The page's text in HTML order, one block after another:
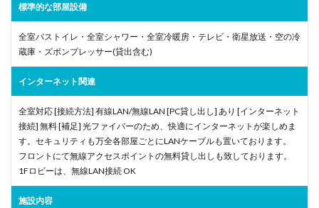
標準的な部屋設備
全室バストイレ・全室シャワー・全室冷暖房・テレビ・衛星放送・空の冷
蔵庫・ズボンプレッサー(貸出含む)
インターネット関連
全室対応 [接続方法] 有線LAN/無線LAN [PC貸し出し] あり [インターネット
接続] 無料 [補足] 光ファイバーのため、快適にインターネットが楽しめま
す。セキュリティも万全各部屋ごとにLANケーブルも置いております。
フロントにて無線アクセスポイントの無料貸し出しも致しております。
1Fロビーは、無線LAN接続 OK
施設内容